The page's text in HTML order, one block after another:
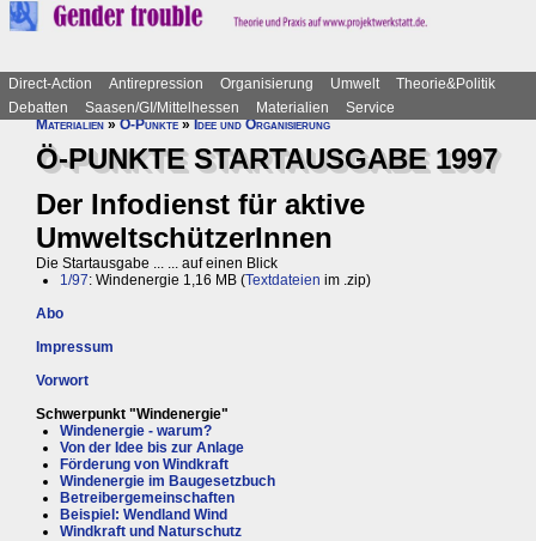
Direct-Action Antirepression Organisierung Umwelt
Theorie&Politik
Debatten
Saasen/GI/Mittelhessen Materialien
Service
Materialien»Ö-Punkte»Idee und Organisierung
Ö-PUNKTE STARTAUSGABE 1997
Der Infodienst für aktive
UmweltschützerInnen
Die Startausgabe ... ... auf einen Blick
1/97: Windenergie 1,16 MB (Textdateien im .zip)
Abo
Impressum
Vorwort
Schwerpunkt "Windenergie"
Windenergie - warum?
Von der Idee bis zur Anlage
Förderung von Windkraft
Windenergie im Baugesetzbuch
Betreibergemeinschaften
Beispiel: Wendland Wind
Windkraft und Naturschutz